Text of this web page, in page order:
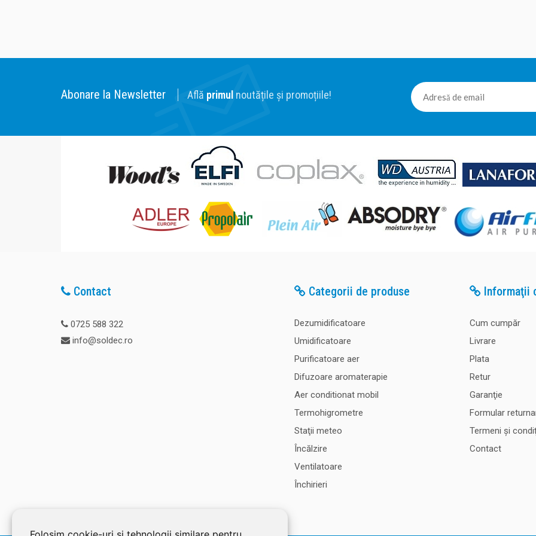
Aroma Gel Autumn - Lemn de santal si
Aroma Gel Autumn - Lemn de santal si
difuzoarele de arome cu sistem Dry
Gel este alcatuit doar din componente
Diffusion nu veti inhala particule fluide.
Aroma Gel Spring - Green Tea
arome cu sistem Dry diffusion: Elara.
alcatuit doar din componente naturale,
parfumului fiind de 30 zile. Datorita
Abonare la Newsletter Află primul noutățile și promoțiile!
Contact
0725 588 322
info@soldec.ro
Categorii de produse
Dezumidificatoare
Umidificatoare
Purificatoare aer
Difuzoare aromaterapie
Aer conditionat mobil
Termohigrometre
Staţii meteo
Încălzire
Ventilatoare
Închirieri
Informaţii
Cum cumpăr
Livrare
Plata
Retur
Garanţie
Formular
Termeni şi
Contact